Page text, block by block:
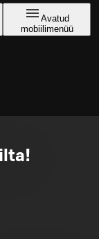
Avatud
mobiilimenüü